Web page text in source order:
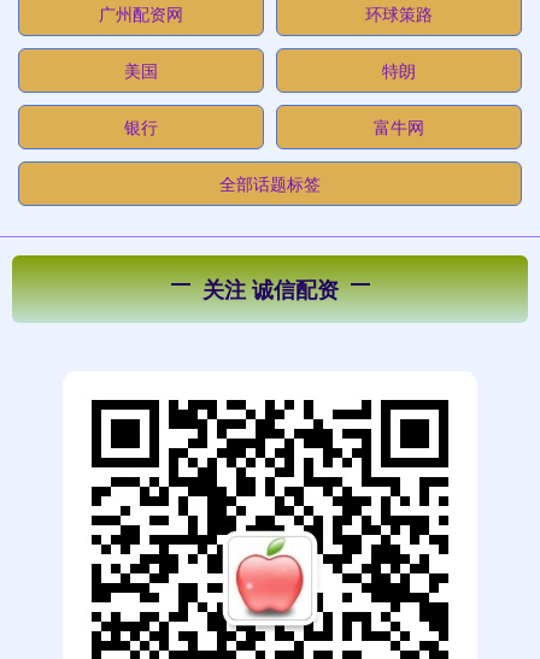
广州配资网 环球策路
美国 特朗
银行 富牛网
全部话题标签
关注 诚信配资